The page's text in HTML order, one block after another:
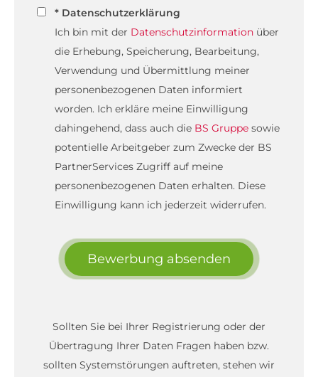
* Datenschutzerklärung
Ich bin mit der Datenschutzinformation über
die Erhebung, Speicherung, Bearbeitung,
Verwendung und Übermittlung meiner
personenbezogenen Daten informiert
worden. Ich erkläre meine Einwilligung
dahingehend, dass auch die BS Gruppe sowie
potentielle Arbeitgeber zum Zwecke der BS
PartnerServices Zugriff auf meine
personenbezogenen Daten erhalten. Diese
Einwilligung kann ich jederzeit widerrufen.
Bewerbung absenden
Sollten Sie bei Ihrer Registrierung oder der
Übertragung Ihrer Daten Fragen haben bzw.
sollten Systemstörungen auftreten, stehen wir